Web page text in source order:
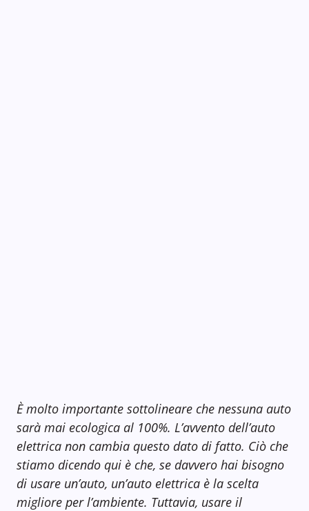
È molto importante sottolineare che nessuna auto
sarà mai ecologica al 100%. L’avvento dell’auto
elettrica non cambia questo dato di fatto. Ciò che
stiamo dicendo qui è che, se davvero hai bisogno
di usare un’auto, un’auto elettrica è la scelta
migliore per l’ambiente. Tuttavia, usare il